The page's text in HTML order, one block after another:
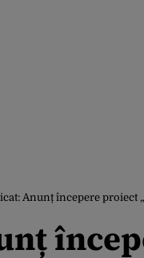
Anunț începere proiect